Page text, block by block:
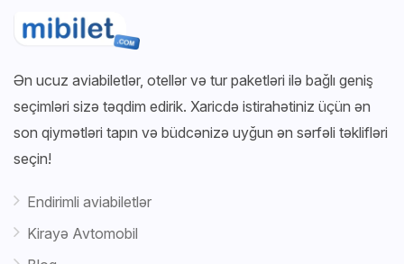
Ən ucuz aviabiletlər, otellər və tur paketləri ilə bağlı geniş
seçimləri sizə təqdim edirik. Xaricdə istirahətiniz üçün ən
son qiymətləri tapın və büdcənizə uyğun ən sərfəli təklifləri
seçin!
Endirimli aviabiletlər
Kirayə Avtomobil